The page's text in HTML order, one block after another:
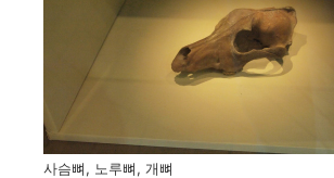
사슴뼈, 노루뼈, 개뼈